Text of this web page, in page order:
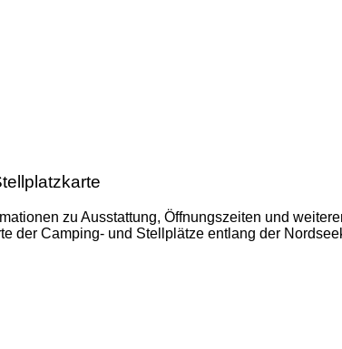
zu Ausstattung, Öffnungszeiten und
der Camping- und Stellplätze entlang der